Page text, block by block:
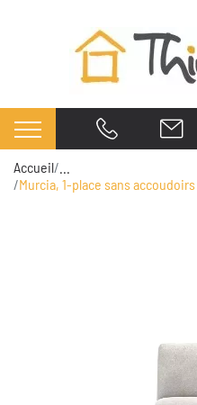
Accueil
Murcia, 1-place sans